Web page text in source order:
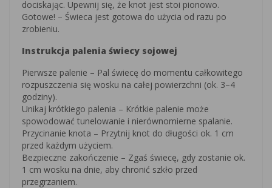
dociskając. Upewnij się, że knot jest stoi pionowo.
Gotowe! – Świeca jest gotowa do użycia od razu po
zrobieniu.
Instrukcja palenia świecy sojowej
Pierwsze palenie – Pal świecę do momentu całkowitego
rozpuszczenia się wosku na całej powierzchni (ok. 3–4
godziny).
Unikaj krótkiego palenia – Krótkie palenie może
spowodować tunelowanie i nierównomierne spalanie.
Przycinanie knota – Przytnij knot do długości ok. 1 cm
przed każdym użyciem.
Bezpieczne zakończenie – Zgaś świecę, gdy zostanie ok.
1 cm wosku na dnie, aby chronić szkło przed
przegrzaniem.